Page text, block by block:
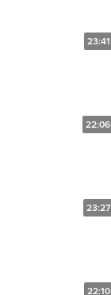
23:41
22:06
23:27
22:10